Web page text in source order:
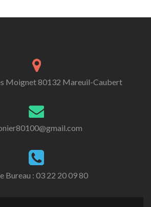
Moignet 80132 Mareuil-Caubert
Bureau : 03 22 20 09 80